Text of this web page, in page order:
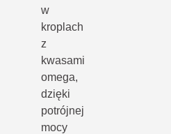
w
kroplach
z
kwasami
omega,
dzięki
potrójnej
mocy